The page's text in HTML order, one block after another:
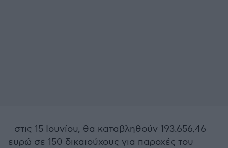
- στις 15 Ιουνίου, θα καταβληθούν 193.656,46
ευρώ σε 150 δικαιούχους για παροχές του